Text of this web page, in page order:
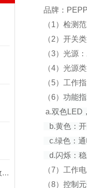
德国airtec电磁阀优化结构设计实现高效运行
品牌：
（1）检测
（2）开关
（3）光源
（4）光源
（5）工作
（6） 功能
a.双色LED
b.黄色：
c.绿色：通
d.闪烁：
（7）工作
（8） 控制